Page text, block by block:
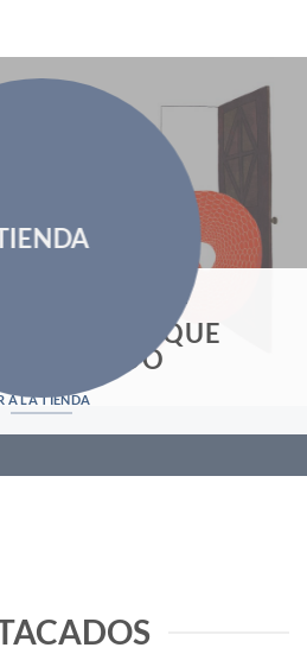
TIENDA
EL LIBRO QUE
BUSCANDO
A LA TIENDA